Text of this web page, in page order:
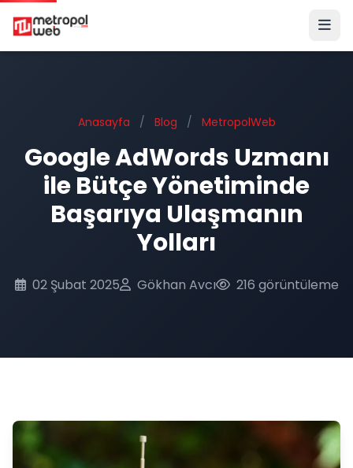
Ana içeriğe geç
Anasayfa / Blog / MetropolWeb
Google AdWords Uzmanı
ile Bütçe Yönetiminde
Başarıya Ulaşmanın
Yolları
02 Şubat 2025 Gökhan Avcı 216 görüntüleme